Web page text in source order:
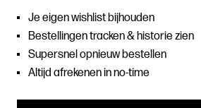
Je eigen wishlist bijhouden
Bestellingen tracken & historie zien
Supersnel opnieuw bestellen
Altijd afrekenen in no-time